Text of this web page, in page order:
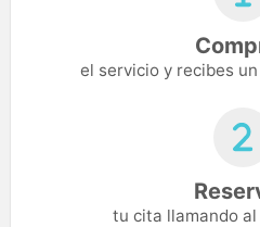
el servicio y recibes
tu cita llamando